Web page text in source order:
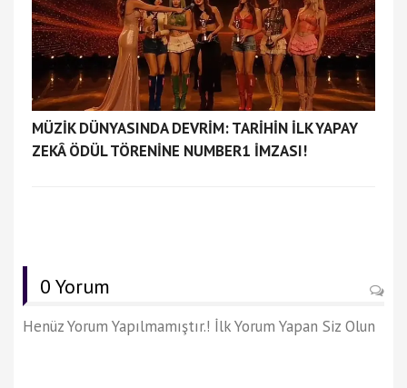
MÜZİK DÜNYASINDA DEVRİM: TARİHİN İLK YAPAY
ZEKÂ ÖDÜL TÖRENİNE NUMBER1 İMZASI!
0 Yorum
Henüz Yorum Yapılmamıştır.! İlk Yorum Yapan Siz Olun